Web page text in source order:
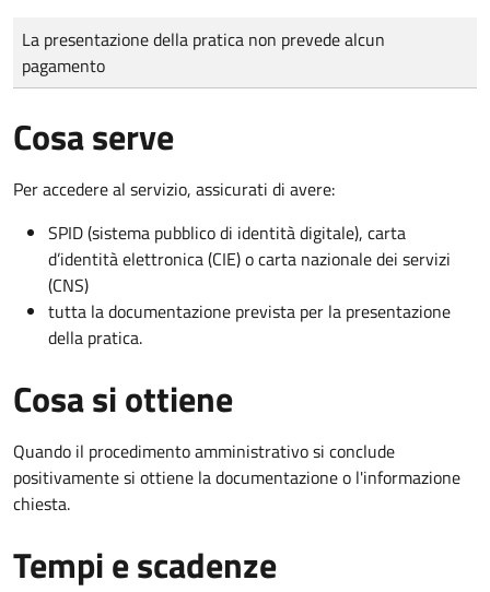
Tipo di pagamento
Importo
La presentazione della pratica non prevede alcun
pagamento
Cosa serve
Per accedere al servizio, assicurati di avere:
SPID (sistema pubblico di identità digitale), carta
d’identità elettronica (CIE) o carta nazionale dei servizi
(CNS)
tutta la documentazione prevista per la presentazione
della pratica.
Cosa si ottiene
Quando il procedimento amministrativo si conclude
positivamente si ottiene la documentazione o l'informazione
chiesta.
Tempi e scadenze